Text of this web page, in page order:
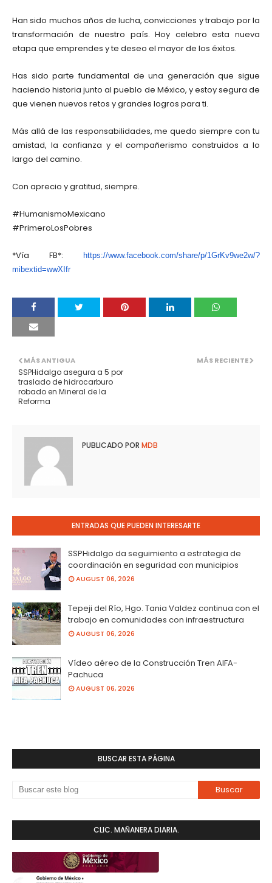
Han sido muchos años de lucha, convicciones y trabajo por la
transformación de nuestro país. Hoy celebro esta nueva
etapa que emprendes y te deseo el mayor de los éxitos.
Has sido parte fundamental de una generación que sigue
haciendo historia junto al pueblo de México, y estoy segura de
que vienen nuevos retos y grandes logros para ti.
Más allá de las responsabilidades, me quedo siempre con tu
amistad, la confianza y el compañerismo construidos a lo
largo del camino.
Con aprecio y gratitud, siempre.
#HumanismoMexicano
#PrimeroLosPobres
*Vía FB*: https://www.facebook.com/share/p/1GrKv9we2w/?
mibextid=wwXIfr
MÁS RECIENTE
MÁS ANTIGUA
SSPHidalgo asegura a 5 por
traslado de hidrocarburo
robado en Mineral de la
Reforma
PUBLICADO POR MDB
ENTRADAS QUE PUEDEN INTERESARTE
SSPHidalgo da seguimiento a estrategia de
coordinación en seguridad con municipios
AUGUST 06, 2026
Tepeji del Río, Hgo. Tania Valdez continua con el
trabajo en comunidades con infraestructura
AUGUST 06, 2026
Vídeo aéreo de la Construcción Tren AIFA-
Pachuca
AUGUST 06, 2026
BUSCAR ESTA PÁGINA
CLIC. MAÑANERA DIARIA.